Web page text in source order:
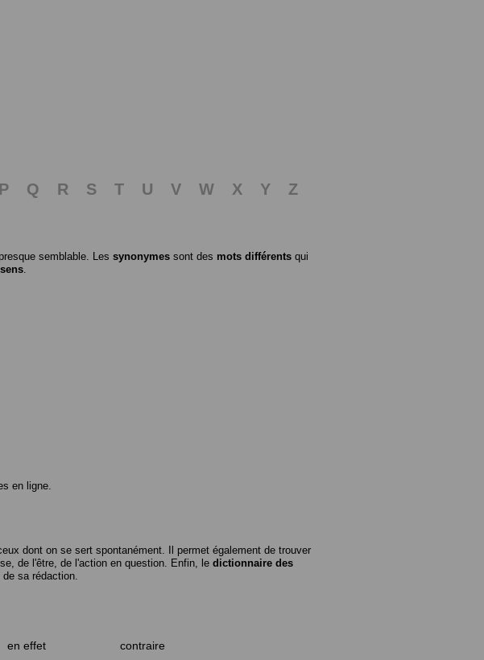
P Q R S T U V W X Y
Z
semblable. Les synonymes sont des mots différents qui
en ligne.
dont on se sert spontanément. Il permet également de trouver
de l'être, de l'action en question. Enfin, le dictionnaire des
sa rédaction.
en effet contraire